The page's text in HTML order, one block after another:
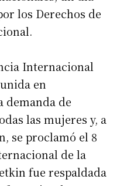
los Derechos de
Internacional
en
demanda de
las mujeres y, a
se proclamó el 8
de la
fue respaldada